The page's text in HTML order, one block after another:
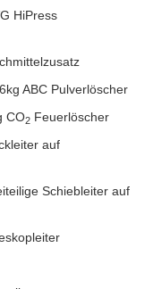
2Feuerlöscher
auf
auf